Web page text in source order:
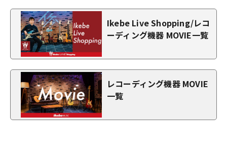
Ikebe Live Shopping/レコ
ーディング機器 MOVIE一覧
レコーディング機器 MOVIE
一覧